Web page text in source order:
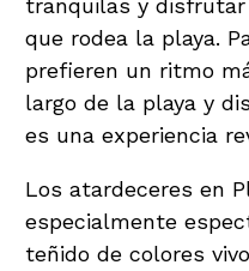
que rodea la playa.
prefieren un ritmo
largo de la playa y
es una experiencia
Los atardeceres en
especialmente
teñido de colores